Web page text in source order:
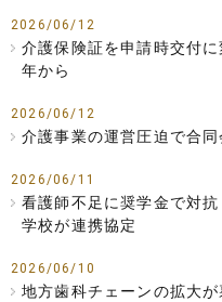
2026/06/12
介護保険証を申請時交付
年から
2026/06/12
介護事業の運営圧迫で合
2026/06/11
看護師不足に奨学金で対
学校が連携協定
2026/06/10
地方歯科チェーンの拡大